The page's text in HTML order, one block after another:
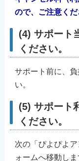
ので、ご注意くだ
(4) サポート
ください。
サポート前に、
い。
(5) サポート
ください。
次の「ぴよぴよ
ォームへ移動しま